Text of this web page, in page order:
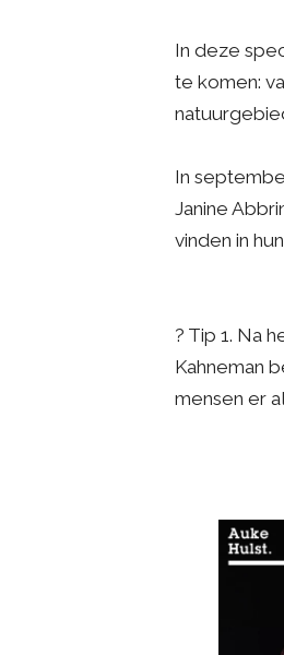
In deze
te komen:
In
Janine
vinden in
? Tip 1. Na
Kahneman
mensen er